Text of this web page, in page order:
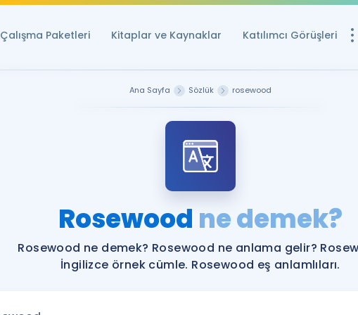
Çalışma Paketleri Kitaplar ve Kaynaklar Katılımcı Görüşleri
YDS ve YÖKDİL
YDS ve YÖKDİL'e
Tüm ÖSYM
Ana Sayfa Sözlük rosewood
Rosewood ne demek?
Rosewood ne demek? Rosewood ne anlama gelir?
İngilizce örnek cümle. Rosewood eş anlamlıları.